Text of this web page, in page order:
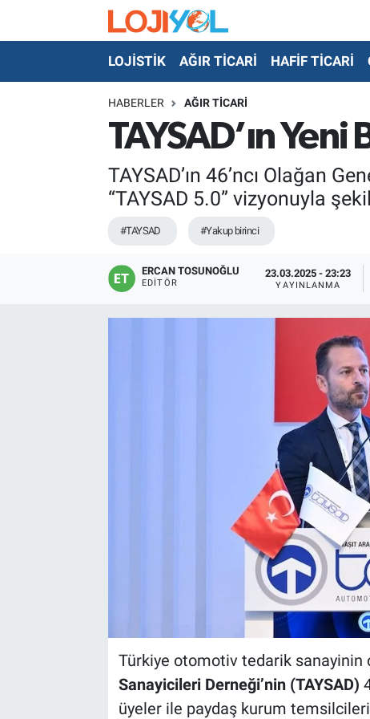
LOJİSTİK AĞIR TİCARİ HAFİF TİCARİ
HABERLER AĞIR TİCARİ
TAYSAD’ın
TAYSAD’ın 46’ncı Olağan
“TAYSAD 5.0” vizyonuyla
#TAYSAD #Yakup birinci
ERCAN TOSUNOĞLU
EDITÖR
23.03.2025 - 23:23
YAYINLANMA
Türkiye otomotiv tedarik sanayinin
Sanayicileri Derneği’nin (TAYSAD)
üyeler ile paydaş kurum
OTO-TEST